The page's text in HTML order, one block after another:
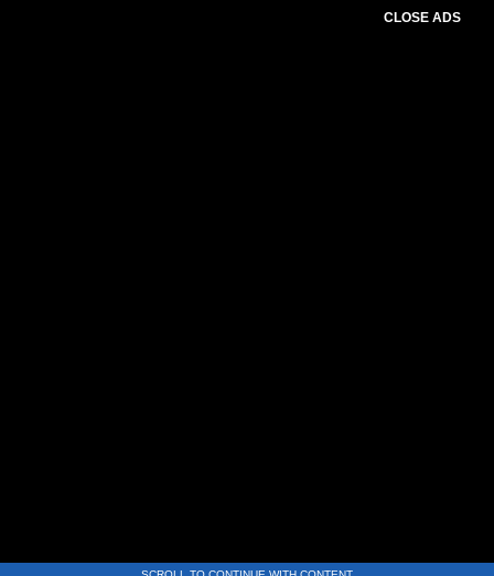
CLOSE ADS